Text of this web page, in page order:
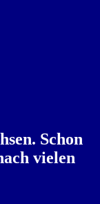
Schon
vielen